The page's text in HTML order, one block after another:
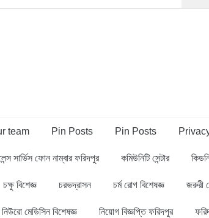
team Pin Posts Pin Posts
সার্ভিস ফোন নাম্বার ফরিদপুর কমিউনিটি সেন্টার
চক্ষু বিশেজ্ঞ চরভদ্রাসন চর্ম রোগ বিশেষজ্ঞ জরুরী
নিউরো মেডিসিন বিশেষজ্ঞ নিয়োগ বিজ্ঞপ্তি ফরিদপুর